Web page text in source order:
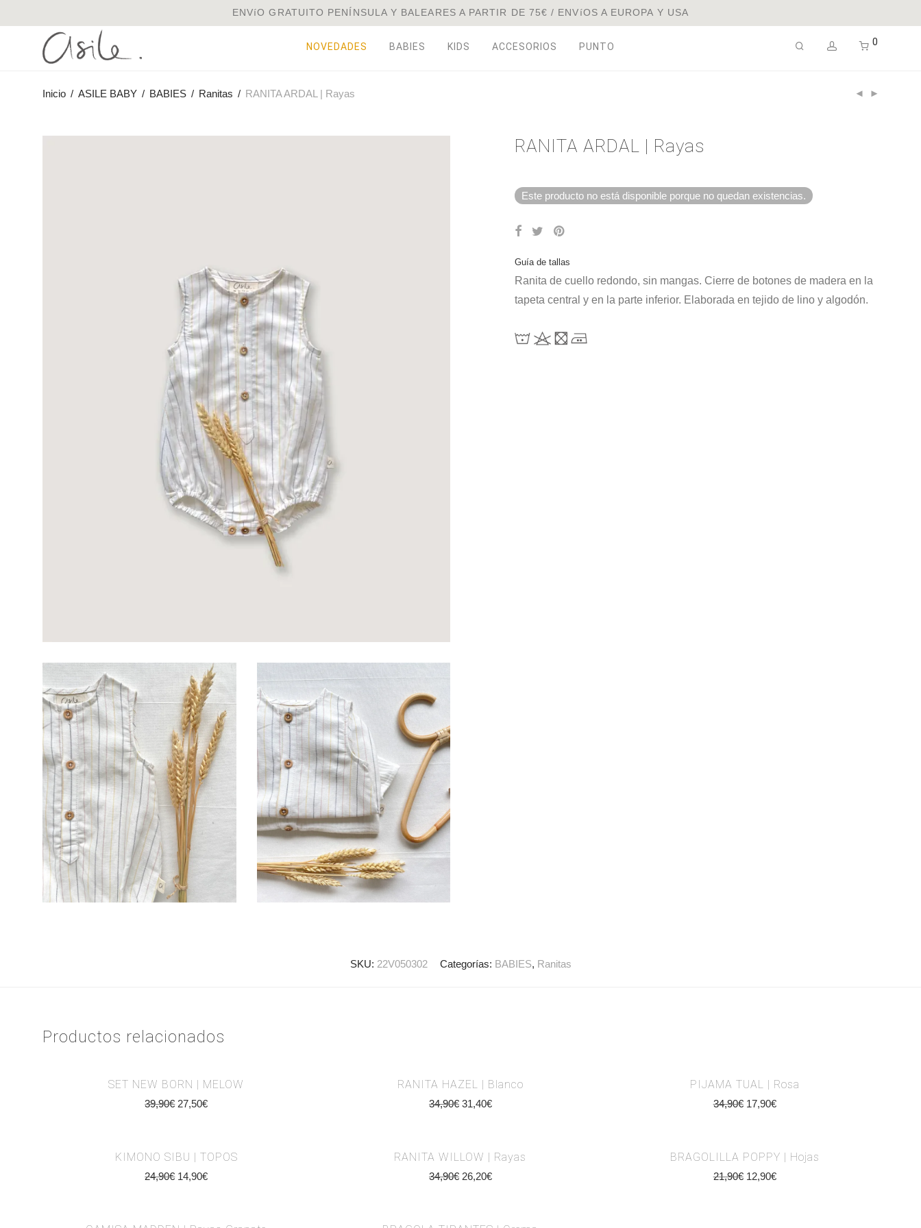
ENVíO GRATUITO PENÍNSULA Y BALEARES A PARTIR DE 75€ / ENVíOS A EUROPA Y USA
NOVEDADES BABIES KIDS ACCESORIOS PUNTO 0
Inicio / ASILE BABY / BABIES / Ranitas / RANITA ARDAL | Rayas
RANITA ARDAL | Rayas
Este producto no está disponible porque no quedan existencias.
Guía de tallas
Ranita de cuello redondo, sin mangas. Cierre de botones de madera en la
tapeta central y en la parte inferior. Elaborada en tejido de lino y algodón.
SKU: 22V050302 Categorías: BABIES, Ranitas
Productos relacionados
SET NEW BORN | MELOW
39,90€ 27,50€
RANITA HAZEL | Blanco
34,90€ 31,40€
PIJAMA TUAL | Rosa
34,90€ 17,90€
KIMONO SIBU | TOPOS
24,90€ 14,90€
RANITA WILLOW | Rayas
34,90€ 26,20€
BRAGOLILLA POPPY | Hojas
21,90€ 12,90€